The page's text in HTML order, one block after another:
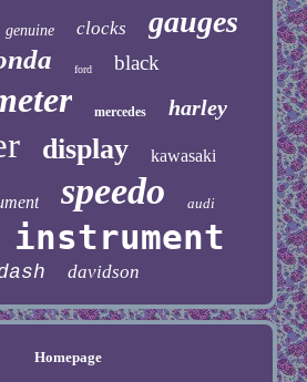
genuine clocks gauges
ford black
mercedes harley
display kawasaki
speedo audi
instrument
davidson
Homepage